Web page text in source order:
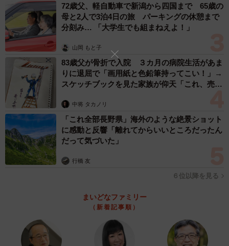
72歳父、軽自動車で新潟から四国まで 65歳の
母と2人で3泊4日の旅 パーキングの休憩まで
分刻み… 「大学生でも組まねえよ！」
山岡 もと子
83歳父が骨折で入院 ３カ月の病院生活があま
りに退屈で「画用紙と色鉛筆持ってこい！」→
スケッチブックを見た家族が仰天「これ、売れ
中将 タカノリ
「これ全部長野県」海外のような絶景ショット
に感動と反響「離れてからいいところだったん
だって気づいた」
行橋 友
６位以降を見る
まいどなファミリー
（新着記事順）